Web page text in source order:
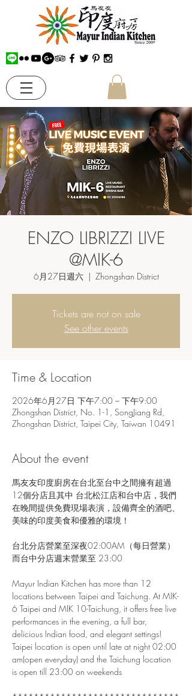
ENZO LIBRIZZI LIVE
@MIK-6
6月27日週六
  |
Zhongshan District
Tickets are not on sale
See other events
Time & Location
2026年6月27日 下午7:00 – 下午9:00
Zhongshan District, No. 1-1, SongJiang Rd,
Zhongshan District, Taipei City, Taiwan 10491
About the event
馬友友印度廚房在台北至台中之間擁有超過
12個分店且其中 台北松江店和台中店，我們
在晚間提供免費現場表演，設備齊全的酒吧、
美味的印度美食和優雅的環境！
台北分店營業至深夜02:00AM（每日營業）
而台中分店週末營業至 23:00
Mayur Indian Kitchen has more than 12
locations between Taipei and Taichung. At MIK-
6 Taipei and MIK 10-Taichung, it offers free live
performances in the evening, a full bar,
delicious Indian food, and elegant settings!
Taipei location is open until late at night 02:00
am(open everyday) and the Taichung location
is open till 23:00 on weekends